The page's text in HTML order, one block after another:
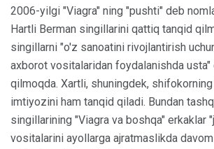
2006-yilgi "Viagra" ning "pushti" deb
Hartli Berman singillarini qattiq tanqid
singillarni "o'z sanoatini rivojlantirish
axborot vositalaridan foydalanishda usta"
qilmoqda. Xartli, shuningdek,
imtiyozini ham tanqid qiladi. Bundan
singillarining "Viagra va boshqa" erkaklar
vositalarini ayollarga ajratmaslikda